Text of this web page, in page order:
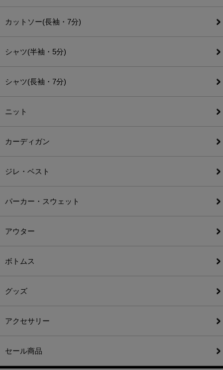
カットソー(長袖・7分)
シャツ(半袖・5分)
シャツ(長袖・7分)
ニット
カーディガン
ジレ・ベスト
パーカー・スウェット
アウター
ボトムス
グッズ
アクセサリー
セール商品